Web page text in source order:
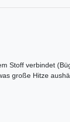
Stoff verbindet
große Hitze